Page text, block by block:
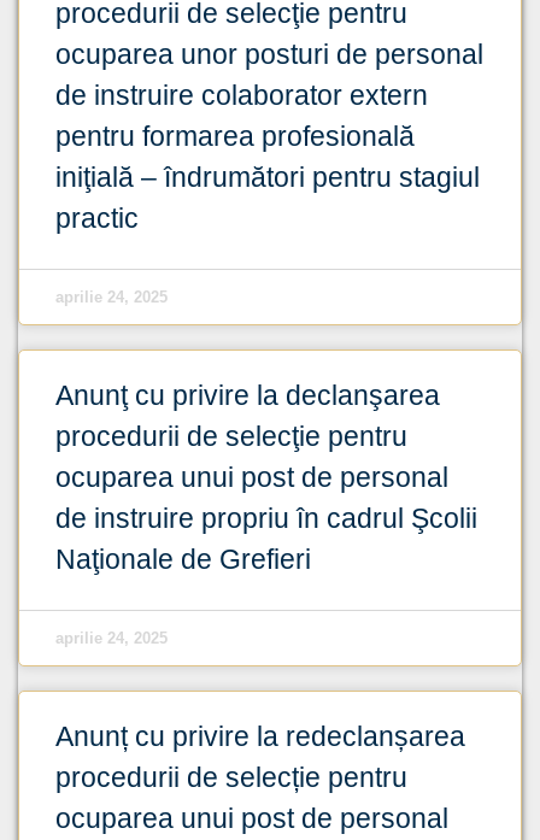
procedurii de selecţie pentru
ocuparea unor posturi de personal
de instruire colaborator extern
pentru formarea profesională
iniţială – îndrumători pentru stagiul
practic
aprilie 24, 2025
Anunţ cu privire la declanşarea
procedurii de selecţie pentru
ocuparea unui post de personal
de instruire propriu în cadrul Şcolii
Naţionale de Grefieri
aprilie 24, 2025
Anunț cu privire la redeclanșarea
procedurii de selecție pentru
ocuparea unui post de personal